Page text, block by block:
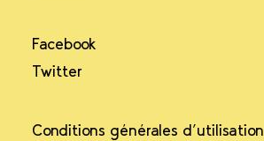
Facebook
Twitter
Conditions générales d’utilisation